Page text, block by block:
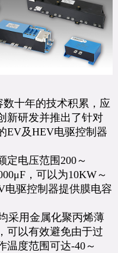
十年的技术积累，应
新研发并推出了针对
EV及HEV电驱控制器
定电压范围200～
，可以为10KW～
电驱控制器提供膜电容
采用金属化聚丙烯薄
可以有效避免由于过
温度范围可达-40～